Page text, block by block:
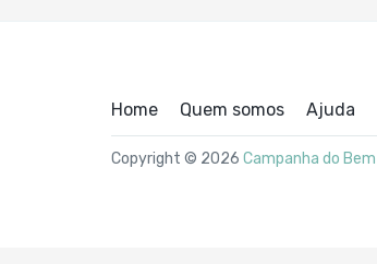
Home Quem somos Ajuda
Copyright © 2026 Campanha do Bem